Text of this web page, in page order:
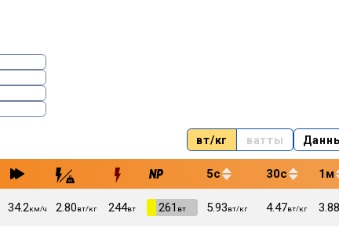
вт/кг ватты
5с 30с 1м
34.2км/ч 2.80вт/кг 244вт VI261 вт 5.93вт/кг 4.47вт/кг 3.88